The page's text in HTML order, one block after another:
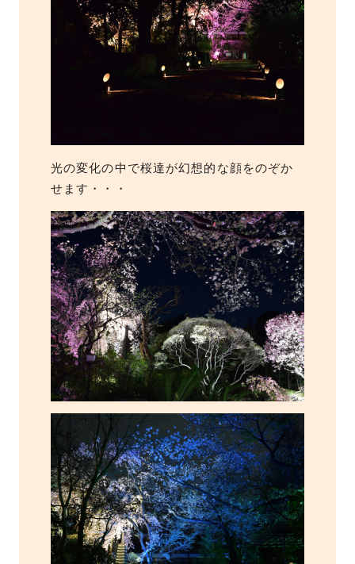
光の変化の中で桜達が幻想的な顔をのぞか
せます・・・